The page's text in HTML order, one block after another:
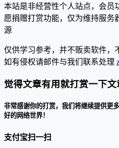
本站是非经营性个人站点，会员
愿捐赠打赏功能，仅为维持服务
源
仅供学习参考，并不贩卖软件，
如有侵权请邮件与我们联系处理
觉得文章有用就打赏一下文
非常感谢你的打赏，我们将继续提供更
好的网络世界！
支付宝扫一扫